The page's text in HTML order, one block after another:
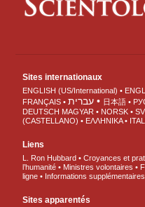
Sites internationaux
ENGLISH (US/International)
FRANÇAIS
עברית 日本語
DEUTSCH MAGYAR NORSK
(CASTELLANO)
ΕΛΛΗΝΙΚA
Liens
L. Ron Hubbard Croyances et
l’humanité
Ministres volontaires
ligne
Informations supplémentaires
Sites apparentés